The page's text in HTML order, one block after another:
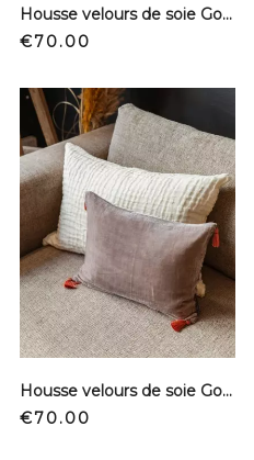
Housse velours de soie Goa - Artichoke
Price
€70.00
Housse velours de soie Goa - Moscou
Price
€70.00